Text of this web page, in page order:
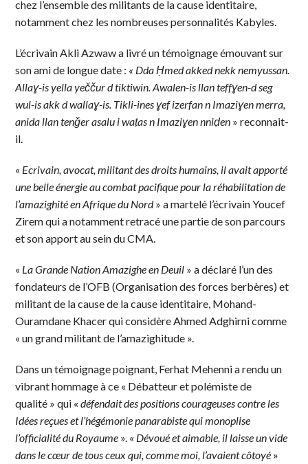
chez l’ensemble des militants de la cause identitaire,
notamment chez les nombreuses personnalités Kabyles.
L’écrivain Akli Azwaw a livré un témoignage émouvant sur
son ami de longue date : « Dda Ḥmed akked nekk nemyussan.
Allaɣ-is yella yeččur d tiktiwin. Awalen-is llan teffɣen-d seg
wul-is akk d wallaɣ-is. Tikli-ines ɣef izerfan n Imaziɣen merra,
anida llan tenǧer asalu i waṭas n Imaziɣen nniḍen » reconnait-
il.
« Ecrivain, avocat, militant des droits humains, il avait apporté
une belle énergie au combat pacifique pour la réhabilitation de
l’amazighité en Afrique du Nord» a martelé l’écrivain Youcef
Zirem qui a notamment retracé une partie de son parcours
et son apport au sein du CMA.
« La Grande Nation Amazighe en Deuil » a déclaré l’un des
fondateurs de l’OFB (Organisation des forces berbères) et
militant de la cause de la cause identitaire, Mohand-
Ouramdane Khacer qui considère Ahmed Adghirni comme
« un grand militant de l’amazighitude ».
Dans un témoignage poignant, Ferhat Mehenni a rendu un
vibrant hommage à ce « Débatteur et polémiste de
qualité » qui «défendait des positions courageuses contre les
Idées reçues et l’hégémonie panarabiste qui monoplise
l’officialité du Royaume ». « Dévoué et aimable, il laisse un vide
dans le cœur de tous ceux qui, comme moi, l’avaient côtoyé »